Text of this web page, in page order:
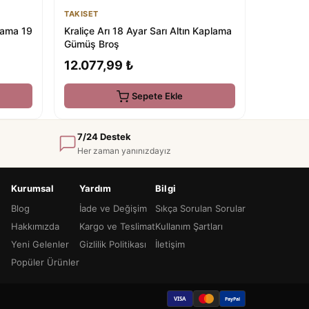
19
TAKISET
Kraliçe Arı 18 Ayar Sarı Altın Kaplama
Gümüş Broş
12.077,99 ₺
Sepete Ekle
7/24 Destek
Her zaman yanınızdayız
Kurumsal
Blog
Hakkımızda
Yeni Gelenler
Popüler Ürünler
Yardım
İade ve Değişim
Kargo ve Teslimat
Gizlilik Politikası
Bilgi
Sıkça Sorulan Sorular
Kullanım Şartları
İletişim
VISA PayPal